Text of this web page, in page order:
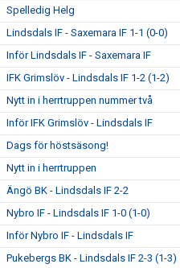
Spelledig Helg
Lindsdals IF - Saxemara IF 1-1 (0-0)
Inför Lindsdals IF - Saxemara IF
IFK Grimslöv - Lindsdals IF 1-2 (1-2)
Nytt in i herrtruppen nummer två
Inför IFK Grimslöv - Lindsdals IF
Dags för höstsäsong!
Nytt in i herrtruppen
Ängö BK - Lindsdals IF 2-2
Nybro IF - Lindsdals IF 1-0 (1-0)
Inför Nybro IF - Lindsdals IF
Pukebergs BK - Lindsdals IF 2-3 (1-3)